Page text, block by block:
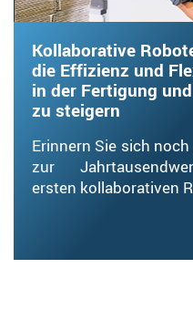
Kollaborative
die Effizienz und
in der Fertigung
zu steigern
Erinnern Sie sich noch
zur
ersten kollaborativen